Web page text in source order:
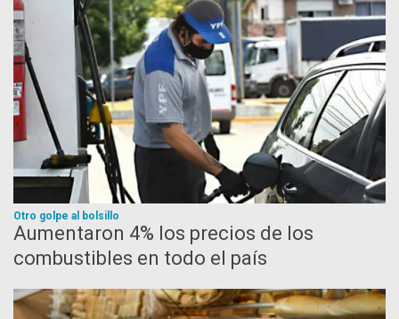
Otro golpe al bolsillo
Aumentaron 4% los precios de los
combustibles en todo el país